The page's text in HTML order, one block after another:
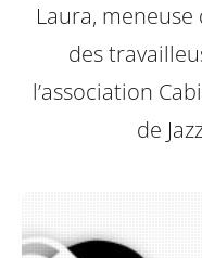
Laura, meneuse
des
l’association
de